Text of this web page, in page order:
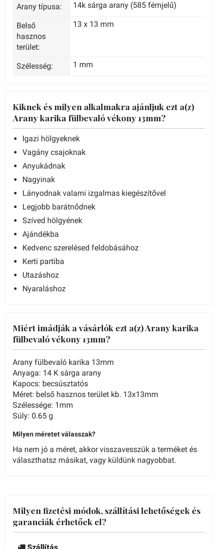
Arany típusa: 14k sárga arany (585 fémjelű)
Belső
hasznos
terület:
13 x 13 mm
Szélesség: 1 mm
Kiknek és milyen alkalmakra ajánljuk ezt a(z)
Arany karika fülbevaló vékony 13mm?
Igazi hölgyeknek
Vagány csajoknak
Anyukádnak
Nagyinak
Lányodnak valami izgalmas kiegészítővel
Legjobb barátnődnek
Szíved hölgyének
Ajándékba
Kedvenc szerelésed feldobásához
Kerti partiba
Utazáshoz
Nyaraláshoz
Miért imádják a vásárlók ezt a(z) Arany karika
fülbevaló vékony 13mm?
Arany fülbevaló karika 13mm
Anyaga: 14 K sárga arany
Kapocs: becsúsztatós
Méret: belső hasznos terület kb. 13x13mm
Szélessége: 1mm
Súly: 0.65 g
Milyen méretet válasszak?
Ha nem jó a méret, akkor visszavesszük a terméket és
választhatsz másikat, vagy küldünk nagyobbat.
Milyen fizetési módok, szállítási lehetőségek és
garanciák érhetőek el?